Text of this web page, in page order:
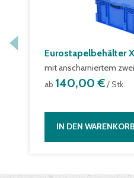
Eurostapelbehälter
mit anscharniertem
ab 140,00 €/ Stk.
IN DEN WARENKORB